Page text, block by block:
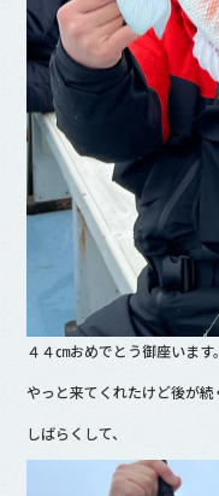
４４㎝おめでとう御座います。
やっと来てくれたけど後が続
しばらくして、